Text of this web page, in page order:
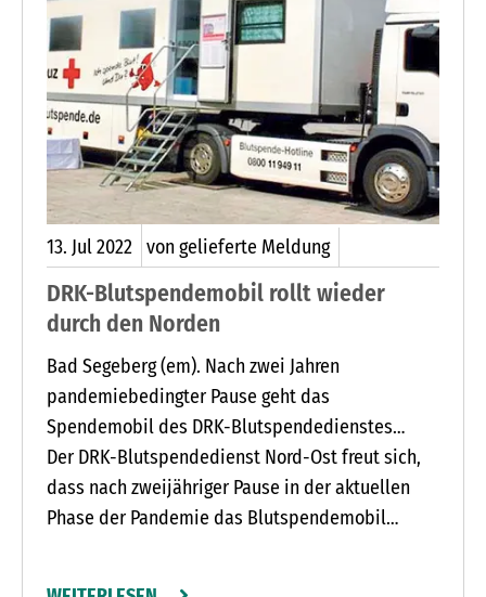
Transport von Kisten und Containern. „So konnten
die Kollegen dann in aller Ruhe die Gruppen
einrichten und Kartons auspacken“, freut sich
Susanne Frenke, die Leiterin der
Kindertageseinrichtung, über die tatkräftige
Unterstützung. Im neuen Mitarbeiterraum wurden
alle Helfer dann verköstigt. Am Ende wurde die
Belegschaft der Firma Paul Filter mit einem
kleinen Dankeschön verabschiedet.
13. Jul2022 von gelieferte Meldung
DRK-Blutspendemobil rollt wieder
durch den Norden
Bad Segeberg (em). Nach zwei Jahren
pandemiebedingter Pause geht das
Spendemobil des DRK-Blutspendedienstes
Nord-Ost im Juli und August wieder auf seine
Sommertour. Zwischen Montag, 18. Juli, und
Donnerstag, 4. August, haben Blutspenderinnen
Der DRK-Blutspendedienst Nord-Ost freut sich,
dass nach zweijähriger Pause in der aktuellen
Phase der Pandemie das Blutspendemobil